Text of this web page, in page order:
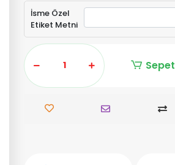
İsme Özel
Etiket Metni